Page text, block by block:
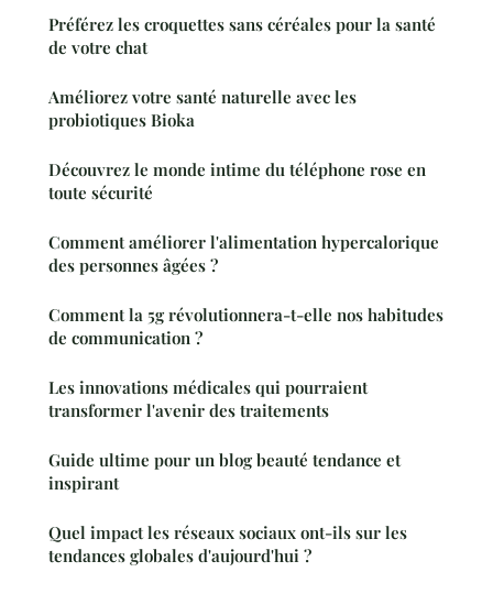
Préférez les croquettes sans céréales pour la santé
de votre chat
Améliorez votre santé naturelle avec les
probiotiques Bioka
Découvrez le monde intime du téléphone rose en
toute sécurité
Comment améliorer l'alimentation hypercalorique
des personnes âgées ?
Comment la 5g révolutionnera-t-elle nos habitudes
de communication ?
Les innovations médicales qui pourraient
transformer l'avenir des traitements
Guide ultime pour un blog beauté tendance et
inspirant
Quel impact les réseaux sociaux ont-ils sur les
tendances globales d'aujourd'hui ?